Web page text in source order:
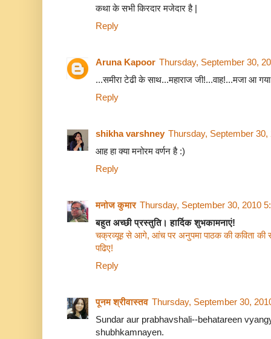
कथा के सभी किरदार मजेदार है |
Reply
Aruna Kapoor Thursday, September 30,
...समीरा टेढी के साथ...महाराज जी!...वाह!...मजा आ
Reply
shikha varshney Thursday, September
आह हा क्या मनोरम वर्णन है :)
Reply
मनोज कुमार Thursday, September 30, 2010
बहुत अच्छी प्रस्तुति। हार्दिक शुभकामनाएं!
चक्रव्यूह से आगे, आंच पर अनुपमा पाठक की कविता की
पढिए!
Reply
पूनम श्रीवास्तव Thursday, September 30,
Sundar aur prabhavshali--behatareen
shubhkamnayen.